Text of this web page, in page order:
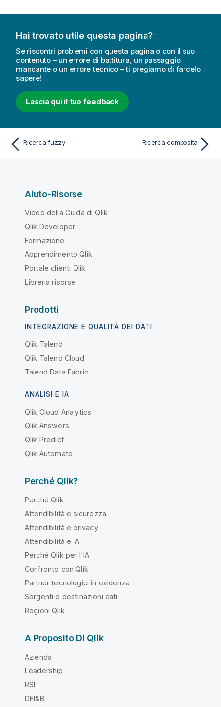
Hai trovato utile questa pagina?
Se riscontri problemi con questa pagina o con il suo
contenuto – un errore di battitura, un passaggio
mancante o un errore tecnico – ti pregiamo di farcelo
sapere!
Lascia qui il tuo feedback
Ricerca fuzzy Ricerca composita
Aiuto-Risorse
Video della Guida di Qlik
Qlik Developer
Formazione
Apprendimento Qlik
Portale clienti Qlik
Libreria risorse
Prodotti
INTEGRAZIONE E QUALITÀ DEI DATI
Qlik Talend
Qlik Talend Cloud
Talend Data Fabric
ANALISI E IA
Qlik Cloud Analytics
Qlik Answers
Qlik Predict
Qlik Automate
Perché Qlik?
Perché Qlik
Attendibilità e sicurezza
Attendibilità e privacy
Attendibilità e IA
Perché Qlik per l'IA
Confronto con Qlik
Partner tecnologici in evidenza
Sorgenti e destinazioni dati
Regioni Qlik
A Proposito Di Qlik
Azienda
Leadership
RSI
DEI&B